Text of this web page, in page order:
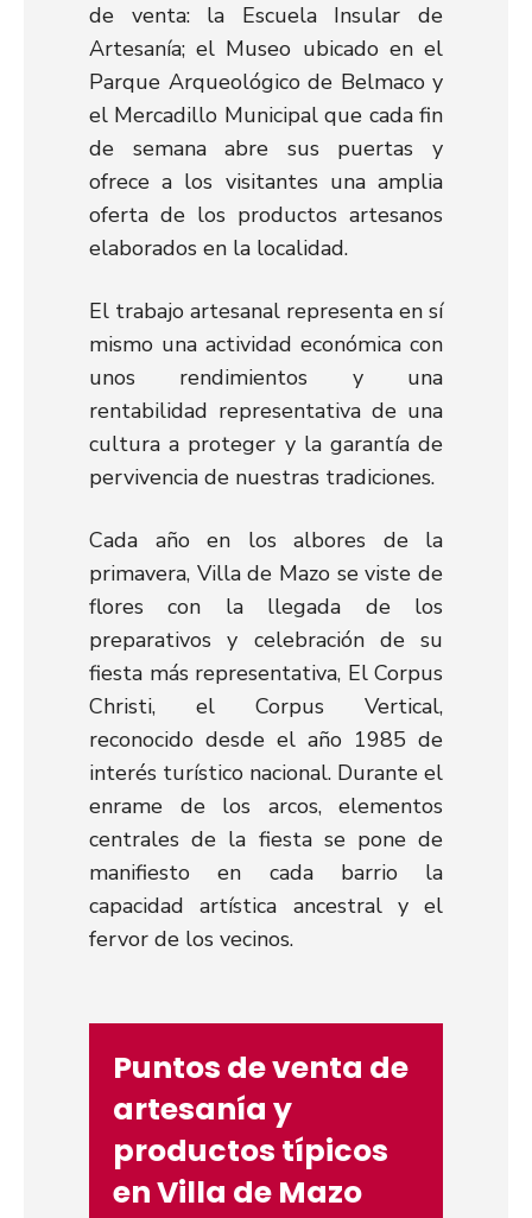
de venta: la Escuela Insular de
Artesanía; el Museo ubicado en el
Parque Arqueológico de Belmaco y
el Mercadillo Municipal que cada fin
de semana abre sus puertas y
ofrece a los visitantes una amplia
oferta de los productos artesanos
elaborados en la localidad.
El trabajo artesanal representa en sí
mismo una actividad económica con
unos rendimientos y una
rentabilidad representativa de una
cultura a proteger y la garantía de
pervivencia de nuestras tradiciones.
Cada año en los albores de la
primavera, Villa de Mazo se viste de
flores con la llegada de los
preparativos y celebración de su
fiesta más representativa, El Corpus
Christi, el Corpus Vertical,
reconocido desde el año 1985 de
interés turístico nacional. Durante el
enrame de los arcos, elementos
centrales de la fiesta se pone de
manifiesto en cada barrio la
capacidad artística ancestral y el
fervor de los vecinos.
Puntos de venta de
artesanía y
productos típicos
en Villa de Mazo